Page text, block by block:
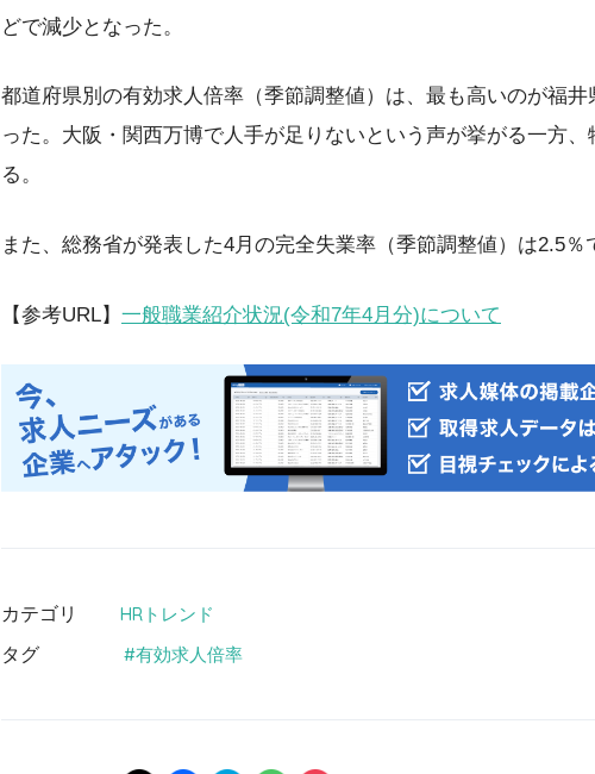
どで減少となった。
都道府県別の有効求人倍率（季節調整値）は、最も高いのが福
った。大阪・関西万博で人手が足りないという声が挙がる一方
る。
また、総務省が発表した4月の完全失業率（季節調整値）は2.5％
【参考URL】 一般職業紹介状況(令和7年4月分)について
カテゴリ HRトレンド
タグ 有効求人倍率